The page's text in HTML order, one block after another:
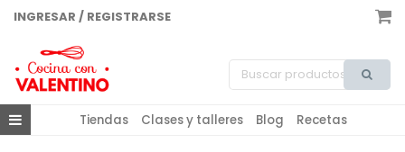
INGRESAR / REGISTRARSE
Tiendas Clases y talleres Blog Recetas